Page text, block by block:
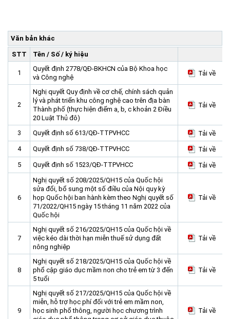
Lịch sử hình thành và phát triển
Tầm nhìn - Sứ mệnh
Lãnh đạo Ban Quản lý
Cơ cấu tổ chức
Chức năng, nhiệm vụ
Tin tức - sự kiện ▼
Ban Quản lý Khu
Chính sách mới
Doanh nghiệp
Hợp tác quốc tế
Đào tạo và Nghiên cứu
Cách mạng công nghiệp lần thứ 4
Quy hoạch ▼
Quy hoạch tổng thể
Quy hoạch khu chức năng
Ưu thế ▼
Vị trí
Cơ sở hạ tầng
Cơ chế ưu đãi đầu tư
Cơ chế Một cửa
Nguồn nhân lực
Nhà đầu tư
Hướng dẫn đầu tư
Trình tự, thủ tục đầu tư
Tiêu chí đầu tư
Lĩnh vực đầu tư
Quản lý và vận hành dự án đầu tư
Văn bản pháp luật ▼
Các thủ tục hành chính
Doanh nghiệp
Đất đai
Đầu tư
Khu CNC Hòa Lạc
Lao động
Môi trường
Quy hoạch - Xây dựng
Ưu đãi đầu tư
Công nghệ và Sản phẩm
Văn bản khác
Thông báo ▼
Thông báo chung
Tuyển dụng
Công khai ngân sách
Dữ liệu mở
Liên hệ - Liên kết ▼
Liên kết
Liên hệ
Văn bản khác
STT Tên / Số / ký hiệu
1
Quyết định 2778/QĐ-BKHCN của Bộ Khoa học
và Công nghệ
Tải về
2
Nghị quyết Quy định về cơ chế, chính sách quản
lý và phát triển khu công nghệ cao trên địa bàn
Thành phố (thực hiện điểm a, b, c khoản 2 Điều
20 Luật Thủ đô)
Tải về
3 Quyết định số 613/QĐ-TTPVHCC
Tải về
4
Quyết định số 738/QĐ-TTPVHCC
Tải về
5
Quyết định số 1523/QĐ-TTPVHCC Tải về
6
Nghị quyết số 208/2025/QH15 của Quốc hội
sửa đổi, bổ sung một số điều của Nội quy kỳ
họp Quốc hội ban hành kèm theo Nghị quyết số
71/2022/QH15 ngày 15 tháng 11 năm 2022 của
Quốc hội
Tải về
7
Nghị quyết số 216/2025/QH15 của Quốc hội về
việc kéo dài thời hạn miễn thuế sử dụng đất
nông nghiệp
Tải về
8
Nghị quyết số 218/2025/QH15 của Quốc hội về
phổ cập giáo dục mầm non cho trẻ em từ 3 đến
5 tuổi
Tải về
9
Nghị quyết số 217/2025/QH15 của Quốc hội về
miễn, hỗ trợ học phí đối với trẻ em mầm non,
học sinh phổ thông, người học chương trình
Tải về